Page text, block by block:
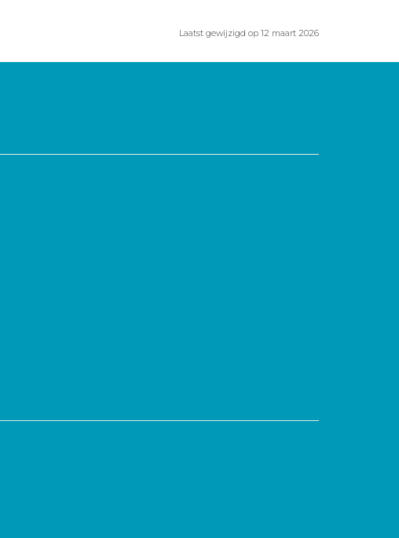
Laatst gewijzigd op 12 maart 2026